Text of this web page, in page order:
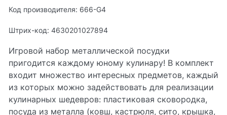
Код производителя: 666-G4
Штрих-код: 4630201027894
Игровой набор металлической посудки
пригодится каждому юному кулинару! В комплект
входит множество интересных предметов, каждый
из которых можно задействовать для реализации
кулинарных шедевров: пластиковая сковородка,
посуда из металла (ковш, кастрюля, сито, крышка,